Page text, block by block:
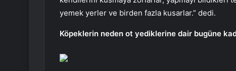
yemek yerler ve birden fazla kusarlar.” dedi.
Köpeklerin neden ot yediklerine dair bugüne